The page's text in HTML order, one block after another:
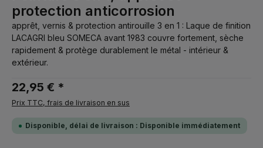
protection anticorrosion
apprêt, vernis & protection antirouille 3 en 1 : Laque de finition
LACAGRI bleu SOMECA avant 1983 couvre fortement, sèche
rapidement & protège durablement le métal - intérieur &
extérieur.
22,95 € *
Prix TTC, frais de livraison en sus
Disponible, délai de livraison : Disponible immédiatement